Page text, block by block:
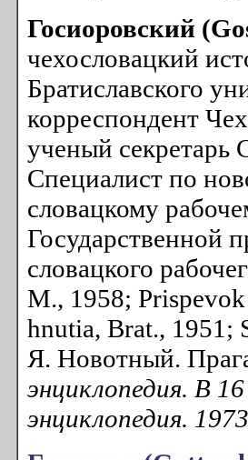
Госиоровский
чехословацкий
Братиславского
корреспондент
ученый секретарь
Специалист по
словацкому
Государственной
словацкого
М., 1958;
hnutia, Brat., 1951;
Я. Новотный.
энциклопедия. В
энциклопедия.